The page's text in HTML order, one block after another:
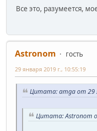
Все это, разумеется,
Astronom
гость
29 января 2019 г., 10:55:19
Цитата: amga от 29
Цитата: Astronom